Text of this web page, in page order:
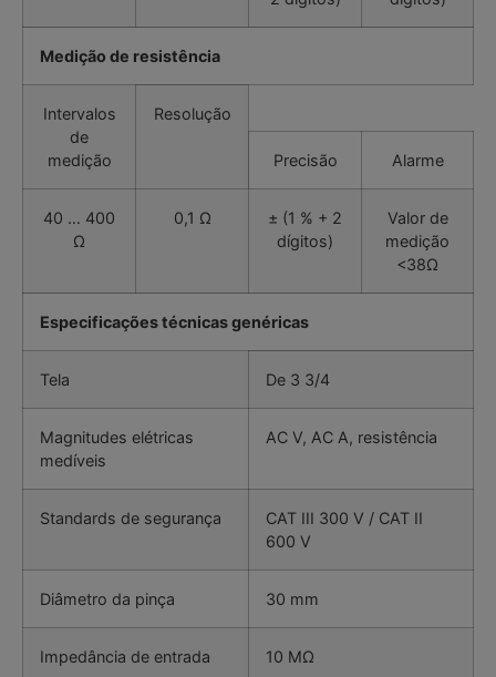
Medição de resistência
Intervalos
de
medição
Resolução
Precisão Alarme
40 … 400
Ω
0,1 Ω
± (1 % + 2
dígitos)
Valor de
medição
<38Ω
Especificações técnicas genéricas
Tela De 3 3/4
Magnitudes elétricas
medíveis
AC V, AC A, resistência
Standards de segurança
CAT III 300 V / CAT II
600 V
Diâmetro da pinça 30 mm
Impedância de entrada 10 MΩ